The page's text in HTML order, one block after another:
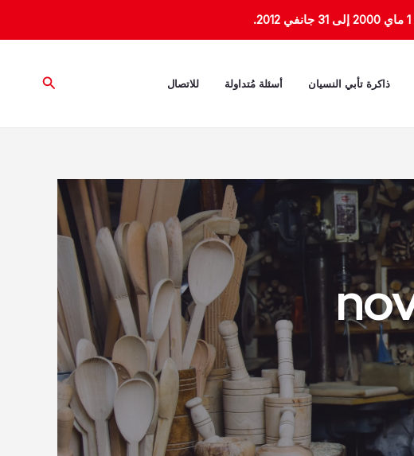
ذاكرة تأبي النسيان أسئلة مُتداولة للاتصال البحث